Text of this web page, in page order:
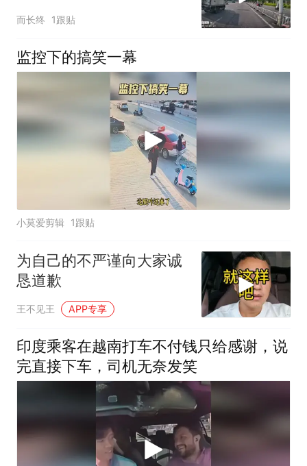
而长终 1跟贴
监控下的搞笑一幕
小莫爱剪辑 1跟贴
为自己的不严谨向大家诚
恳道歉
王不见王 APP专享
印度乘客在越南打车不付钱只给感谢，说
完直接下车，司机无奈发笑